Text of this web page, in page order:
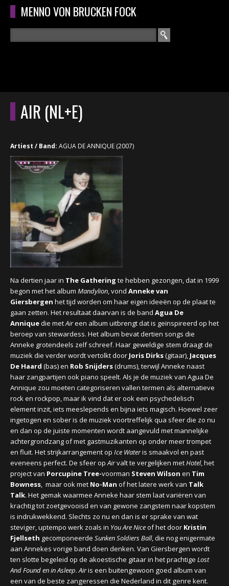
Overslaan en naar de algemene inhoud gaan
MENNO VON BRUCKEN FOCK
ZOEKVELD
HOOFDMENU HOME
RECENSIES
CONCERTEN
CONCERTFOTO'S
CONCERTBEZOEK
LINKS
AIR (NL+E)
Artiest / Band: AGUA DE ANNIQUE (2007)
Na dertien jaarin The Gathering te hebben gezongen, dat in 1999
begon met het album Mandylion, vond Anneke van
Giersbergen het tijd worden om haar eigen ideeën op de plaat te
gaan zetten. Het resultaat daarvan is de band Agua De
Anniquedie metAireen album uitbrengt dat is geïnspireerd op het
beroep van stewardess. Het album bevat dertien songs die
Anneke grotendeels zelf schreef. Haar geweldige stem draagt de
muziek die verder wordt vertolkt door Joris Dirks(gitaar), Jacques
De Haard (bas) en Rob Snijders(drums), terwijl Anneke naast
haar zangpartijen ook piano speelt. Als je de muziek van Agua De
Annique zou moeten categoriseren vallen termen als alternatieve
rock en rockpop, maar ik vind dat er ook een psychedelisch
element inzit, iets meeslepends en bijna iets magisch. Hoewel zeer
ingetogen en sober is de muziek voortreffelijk qua sfeer die zo nu
en dan op de juiste momenten wordt aangevuld met mannelijke
achtergrondzang of met gastmuzikanten op onder meer trompet
en fluit. Het strijkarrangement op Ice Wateris smaakvol en past
eveneens perfect. De sfeer opAirvalt te vergelijken metHotel, het
project van Porcupine Tree-voorman Steven Wilson en Tim
Bowness, maar ook met No-Man of het latere werk van Talk
Talk. Het gemak waarmee Anneke haar stem laat variëren van
krachtig tot zoetgevooisd en van gewone zangstem naar kopstem
is indrukwekkend. Slechts zo nu en dan is er sprake van wat
steviger, uptempo werk zoals in You Are Niceof het door Kristin
Fjellseth gecomponeerde Sunken Soldiers Ball, die nog enigermate
aan Annekes vorige band doen denken. Van Giersbergen wordt
ten slotte begeleid op de akoestische gitaar in het prachtige Lost
And Found en in Asleep.Airis een buitengewoon goed album van
een van de beste zangeressen die Nederland in dit genre kent.